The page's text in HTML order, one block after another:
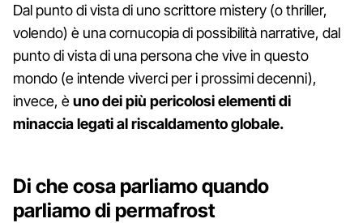
Dal punto di vista di uno scrittore mistery (o thriller,
volendo) è una cornucopia di possibilità narrative, dal
punto di vista di una persona che vive in questo
mondo (e intende viverci per i prossimi decenni),
invece, èuno dei più pericolosi elementi di
minaccia legati al riscaldamento globale.
Di che cosa parliamo quando
parliamo di permafrost